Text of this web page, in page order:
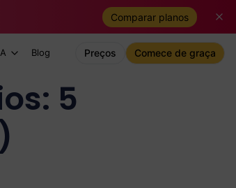
Comparar planos
Blog Preços Comece de graça
5